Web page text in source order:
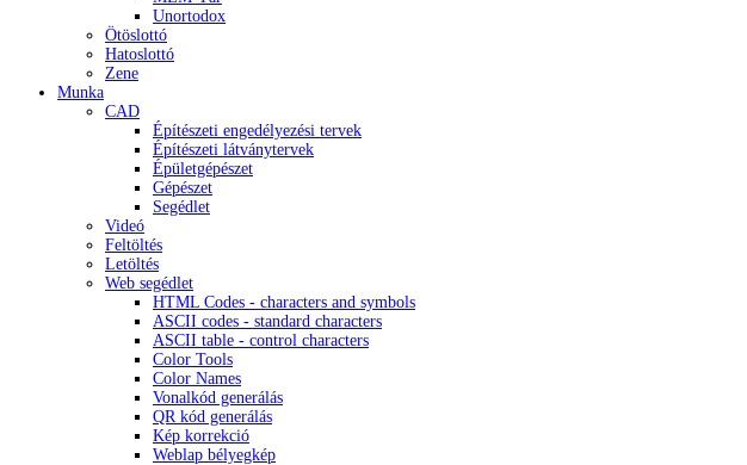
Unortodox
Ötöslottó
Hatoslottó
Zene
Munka
CAD
Építészeti engedélyezési tervek
Építészeti látványtervek
Épületgépészet
Gépészet
Segédlet
Videó
Feltöltés
Letöltés
Web segédlet
HTML Codes - characters and symbols
ASCII codes - standard characters
ASCII table - control characters
Color Tools
Color Names
Vonalkód generálás
QR kód generálás
Kép korrekció
Weblap bélyegkép